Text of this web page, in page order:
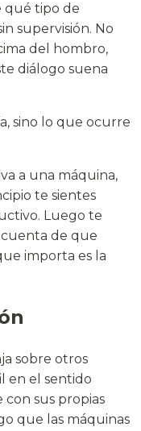
qué tipo de
supervisión. No
del hombro,
diálogo suena
sino lo que ocurre
a una máquina,
te sientes
Luego te
de que
importa es la
sobre otros
en el sentido
con sus propias
que las máquinas